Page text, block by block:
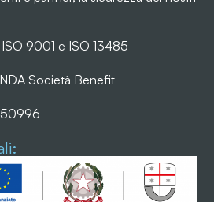
9001 e ISO 13485
Società Benefit